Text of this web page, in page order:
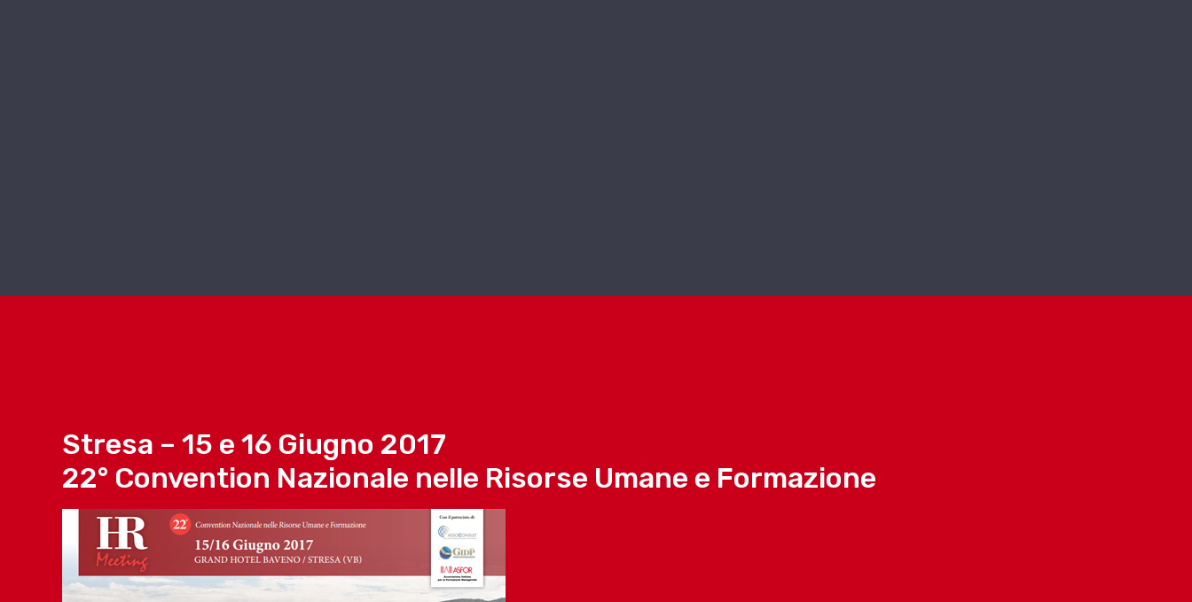
Stresa – 15 e 16 Giugno 2017
22° Convention Nazionale nelle Risorse Umane e Formazione